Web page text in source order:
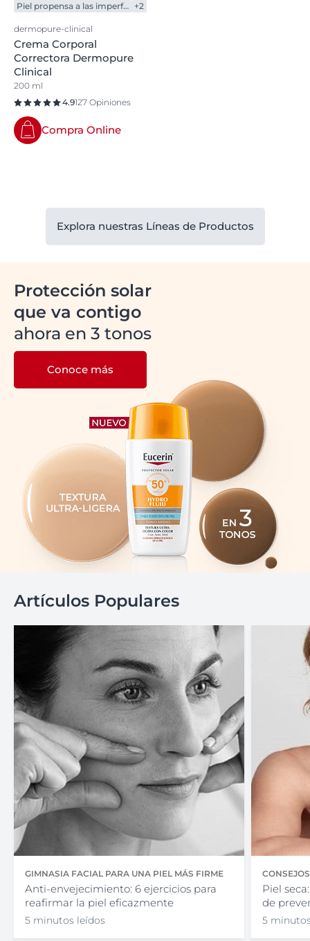
Piel propensa a las imperfecciones +2
dermopure-clinical
Crema Corporal
Correctora Dermopure
Clinical
200 ml
4.9127 Opiniones
Compra Online
Explora nuestras Líneas de Productos
Protección solar
que va contigo
ahora en 3 tonos
Conoce más
Artículos Populares
GIMNASIA FACIAL PARA UNA PIEL MÁS FIRME
Anti-envejecimiento: 6 ejercicios para
reafirmar la piel eficazmente
5 minutos leídos
Piel
de
5